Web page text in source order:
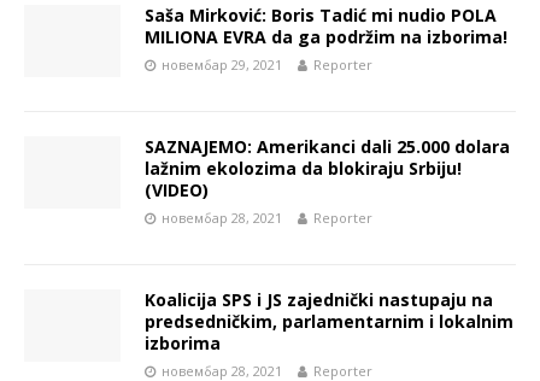
Saša Mirković: Boris Tadić mi nudio POLA
MILIONA EVRA da ga podržim na izborima!
новембар 29, 2021 Reporter
SAZNAJEMO: Amerikanci dali 25.000 dolara
lažnim ekolozima da blokiraju Srbiju!
(VIDEO)
новембар 28, 2021 Reporter
Koalicija SPS i JS zajednički nastupaju na
predsedničkim, parlamentarnim i lokalnim
izborima
новембар 28, 2021 Reporter